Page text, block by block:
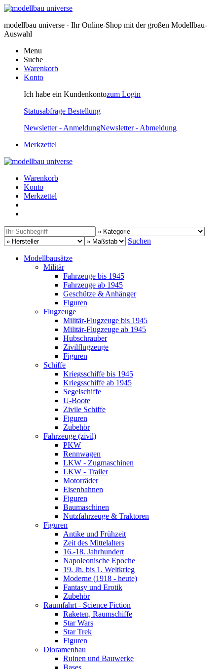
modellbau universe · Ihr Online-Shop mit der großen Modellbau-
Auswahl
Menu
Suche
Warenkorb
Konto
Ich habe ein Kundenkontozum Login
Statusabfrage Bestellung
Newsletter - AnmeldungNewsletter - Abmeldung
Merkzettel
Warenkorb
Konto
Merkzettel
Suchen
Modellbausätze
Militär
Fahrzeuge bis 1945
Fahrzeuge ab 1945
Geschütze & Anhänger
Figuren
Flugzeuge
Militär-Flugzeuge bis 1945
Militär-Flugzeuge ab 1945
Hubschrauber
Zivilflugzeuge
Figuren
Schiffe
Kriegsschiffe bis 1945
Kriegsschiffe ab 1945
Segelschiffe
U-Boote
Zivile Schiffe
Figuren
Zubehör
Fahrzeuge (zivil)
PKW
Rennwagen
LKW - Zugmaschinen
LKW - Trailer
Motorräder
Eisenbahnen
Figuren
Baumaschinen
Nutzfahrzeuge & Traktoren
Figuren
Antike und Frühzeit
Zeit des Mittelalters
16.-18. Jahrhundert
Napoleonische Epoche
19. Jh. bis 1. Weltkrieg
Moderne (1918 - heute)
Fantasy und Erotik
Zubehör
Raumfahrt - Science Fiction
Raketen, Raumschiffe
Star Wars
Star Trek
Figuren
Dioramenbau
Ruinen und Bauwerke
Bases